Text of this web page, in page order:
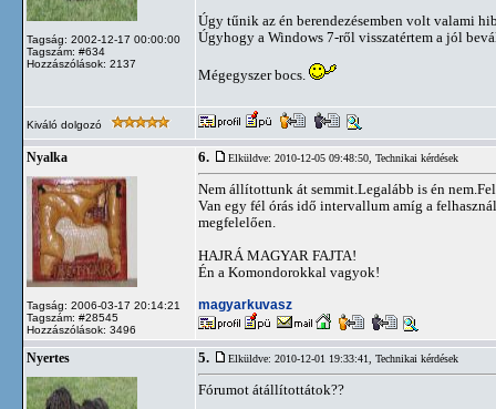
Tagság: 2002-12-17 00:00:00
Tagszám: #634
Hozzászólások: 2137
Úgy tűnik az én berendezésemben volt valami
Úgyhogy a Windows 7-ről visszatértem a jól
Mégegyszer bocs.
Kiváló dolgozó
Nyalka
Tagság: 2006-03-17 20:14:21
Tagszám: #28545
Hozzászólások: 3496
6. Elküldve: 2010-12-05 09:48:50, Technikai kérdések
Nem állítottunk át semmit.Legalább is én
Van egy fél órás idő intervallum amíg a
megfelelően.
HAJRÁ MAGYAR FAJTA!
Én a Komondorokkal vagyok!
magyarkuvasz
Nyertes 5. Elküldve: 2010-12-01 19:33:41, Technikai kérdések
Fórumot átállítottátok??